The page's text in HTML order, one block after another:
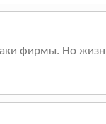
фирмы. Но